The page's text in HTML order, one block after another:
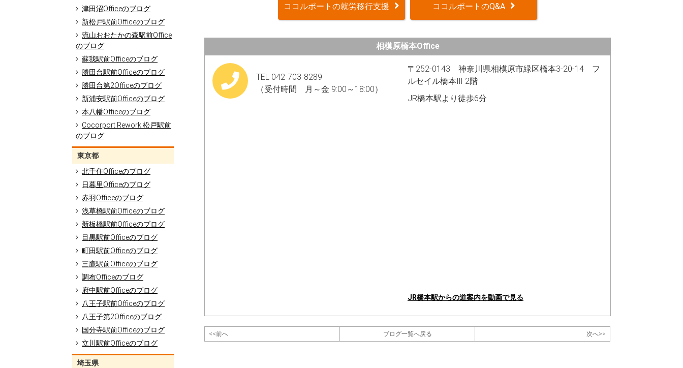
津田沼Officeのブログ
新松戸駅前Officeのブログ
流山おおたかの森駅前Office
のブログ
蘇我駅前Officeのブログ
勝田台駅前Officeのブログ
勝田台第2Officeのブログ
新浦安駅前Officeのブログ
本八幡Officeのブログ
Cocorport Rework 松戸駅前
のブログ
東京都
北千住Officeのブログ
日暮里Officeのブログ
赤羽Officeのブログ
浅草橋駅前Officeのブログ
新板橋駅前Officeのブログ
目黒駅前Officeのブログ
町田駅前Officeのブログ
三鷹駅前Officeのブログ
調布Officeのブログ
府中駅前Officeのブログ
八王子駅前Officeのブログ
八王子第2Officeのブログ
国分寺駅前Officeのブログ
立川駅前Officeのブログ
埼玉県
ココルポートの就労移行支援 ココルポートのQ&A
相模原橋本Office
TEL 042-703-8289
（受付時間 月～金 9:00～18:00）
〒252-0143 神奈川県相模原市緑区橋本3-20-14 フ
ルセイル橋本Ⅲ 2階
JR橋本駅より徒歩6分
JR橋本駅からの道案内を動画で見る
<<前へ ブログ一覧へ戻る 次へ>>